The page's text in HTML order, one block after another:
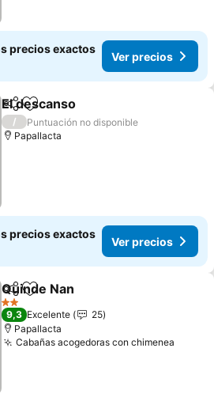
precios exactos
Ver precios
CompartirAgregar a favoritos
El descanso
/
Puntuación no disponible
Papallacta
precios exactos
Ver precios
CompartirAgregar a favoritos
Quinde Nan
2 Estrellas
9,3 Excelente
25
Papallacta
Cabañas acogedoras con chimenea